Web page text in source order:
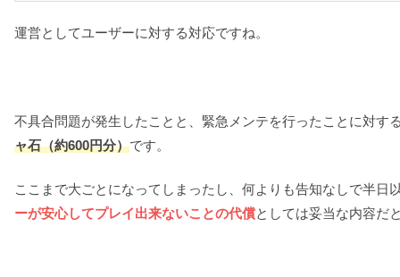
運営としてユーザーに対する対応ですね。
不具合問題が発生したことと、緊急メンテを行ったことに対す
ャ石（約600円分）です。
ここまで大ごとになってしまったし、何よりも告知なしで半
ーが安心してプレイ出来ないことの代償としては妥当な内容だ